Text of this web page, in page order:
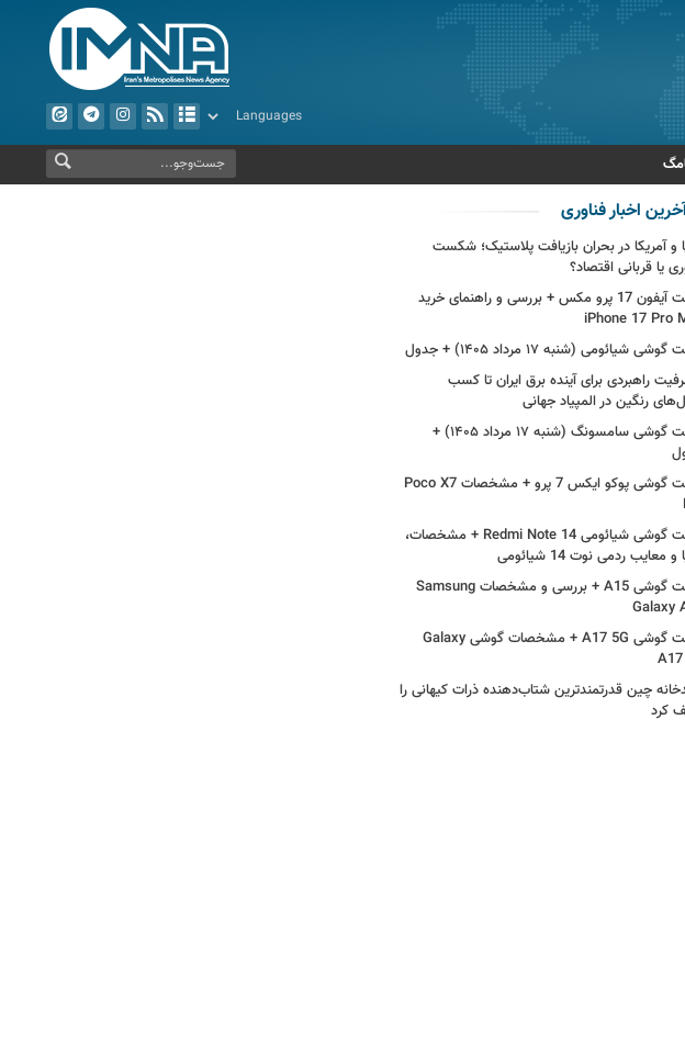
اخبار فناوری
و آمریکا در بحران بازیافت پلاستیک؛ شکست
یا قربانی اقتصاد؟
قیمت آیفون 17 پرو مکس + بررسی و راهنمای خرید
iPhone 17 Pro
شیائومی (شنبه ۱۷ مرداد ۱۴۰۵) + جدول
راهبردی برای آینده برق ایران تا کسب
رنگین در المپیاد جهانی
قیمت گوشی سامسونگ (شنبه ۱۷ مرداد ۱۴۰۵) +
قیمت گوشی پوکو ایکس 7 پرو + مشخصات Poco X7
قیمت گوشی شیائومی Redmi Note 14 + مشخصات،
و معایب ردمی نوت 14 شیائومی
قیمت گوشی A15 + بررسی و مشخصات Samsung
Galaxy
قیمت گوشی A17 5G + مشخصات گوشی Galaxy
چین قدرتمندترین شتاب‌دهنده ذرات کیهانی را
کرد